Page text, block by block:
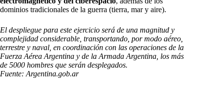
dominios tradicionales de la guerra (tierra, mar y aire).
El despliegue para este ejercicio será de una magnitud y
complejidad considerable, transportando, por modo aéreo,
terrestre y naval, en coordinación con las operaciones de la
Fuerza Aérea Argentina y de la Armada Argentina, los más
de 5000 hombres que serán desplegados.
Fuente: Argentina.gob.ar